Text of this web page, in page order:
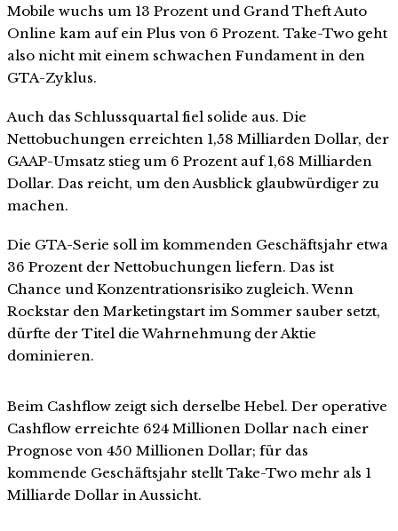
Mobile wuchs um 13 Prozent und Grand Theft Auto
Online kam auf ein Plus von 6 Prozent. Take-Two geht
also nicht mit einem schwachen Fundament in den
GTA-Zyklus.
Auch das Schlussquartal fiel solide aus. Die
Nettobuchungen erreichten 1,58 Milliarden Dollar, der
GAAP-Umsatz stieg um 6 Prozent auf 1,68 Milliarden
Dollar. Das reicht, um den Ausblick glaubwürdiger zu
machen.
Die GTA-Serie soll im kommenden Geschäftsjahr etwa
36 Prozent der Nettobuchungen liefern. Das ist
Chance und Konzentrationsrisiko zugleich. Wenn
Rockstar den Marketingstart im Sommer sauber setzt,
dürfte der Titel die Wahrnehmung der Aktie
dominieren.
Beim Cashflow zeigt sich derselbe Hebel. Der operative
Cashflow erreichte 624 Millionen Dollar nach einer
Prognose von 450 Millionen Dollar; für das
kommende Geschäftsjahr stellt Take-Two mehr als 1
Milliarde Dollar in Aussicht.